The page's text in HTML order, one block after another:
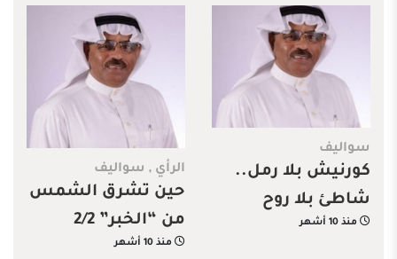
سواليف
كورنيش بلا رمل..
شاطئ بلا روح
منذ 10 أشهر
الرأي , سواليف
حين تشرق الشمس
من “الخبر” 2/2
منذ 10 أشهر